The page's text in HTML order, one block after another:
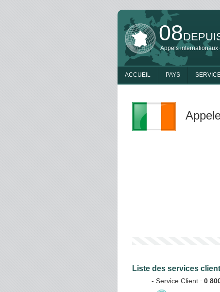
08
Appels internationaux
ACCUEIL PAYS
Liste des services
- Service Client : 0